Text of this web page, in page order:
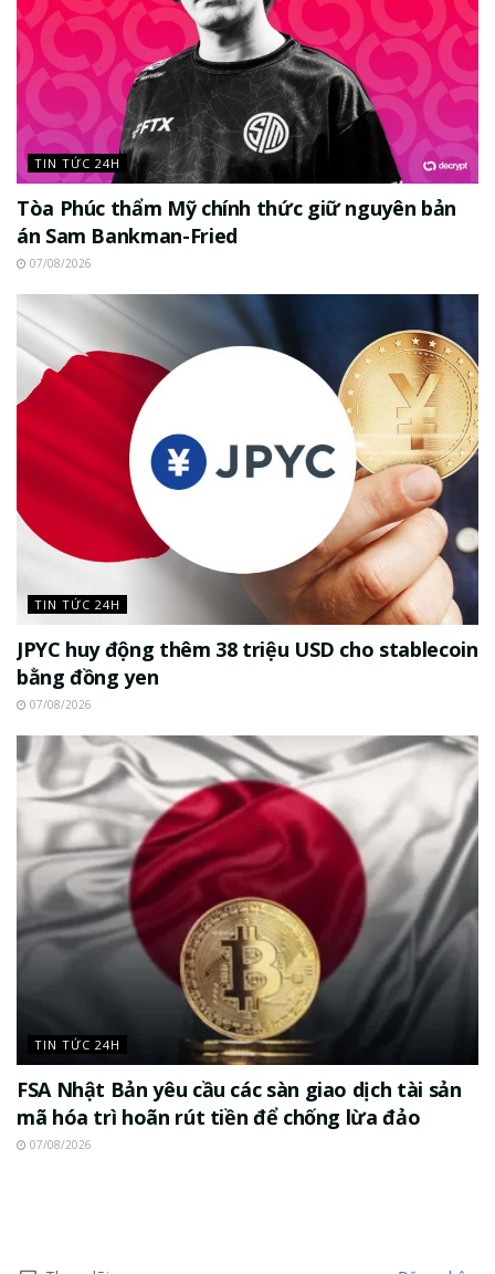
TIN TỨC 24H
Tòa Phúc thẩm Mỹ chính thức giữ nguyên bản
án Sam Bankman-Fried
07/08/2026
TIN TỨC 24H
JPYC huy động thêm 38 triệu USD cho stablecoin
bằng đồng yen
07/08/2026
TIN TỨC 24H
FSA Nhật Bản yêu cầu các sàn giao dịch tài sản
mã hóa trì hoãn rút tiền để chống lừa đảo
07/08/2026